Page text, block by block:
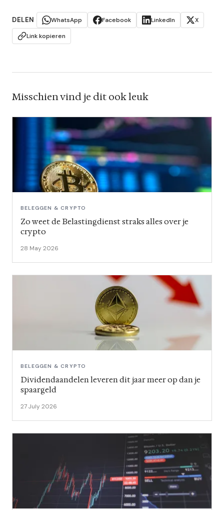
DELEN WhatsApp Facebook LinkedIn
X
Link kopieren
Misschien vind je dit ook leuk
BELEGGEN & CRYPTO
Zo weet de Belastingdienst straks alles over je
crypto
28 May 2026
BELEGGEN & CRYPTO
Dividendaandelen leveren dit jaar meer op dan je
spaargeld
27 July 2026